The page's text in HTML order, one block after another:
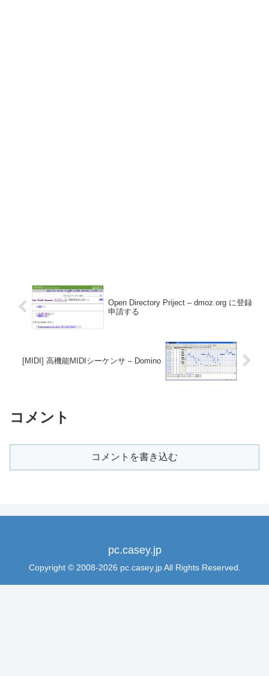
Open Directory Priject – dmoz.org に登録
申請する
[MIDI] 高機能MIDIシーケンサ – Domino
コメント
コメントを書き込む
pc.casey.jp
Copyright © 2008-2026 pc.casey.jp All Rights Reserved.